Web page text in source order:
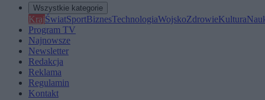
Wszystkie kategorie
KrajŚwiatSportBiznesTechnologiaWojskoZdrowieKultura
Program TV
Najnowsze
Newsletter
Redakcja
Reklama
Regulamin
Kontakt